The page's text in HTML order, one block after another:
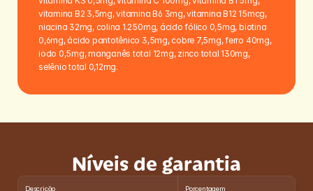
vitamina B2 3,5mg, vitamina B6 3mg, vitamina B12 15mcg,
niacina 32mg, colina 1.250mg, ácido fólico 0,5mg, biotina
0,6mg, ácido pantotênico 3,5mg, cobre 7,5mg, ferro 40mg,
iodo 0,5mg, manganês total 12mg, zinco total 130mg,
selênio total 0,12mg.
Níveis de garantia
Descrição Porcentagem